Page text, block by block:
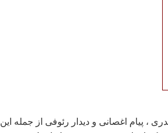
، پيام اغصانی و ديدار رئوفی از جمله اين